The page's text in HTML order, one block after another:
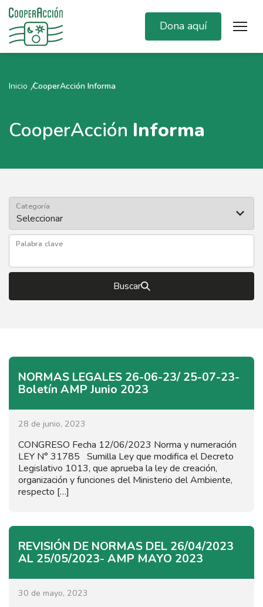
Dona aquí
Inicio CooperAcción Informa
CooperAcción Informa
Categoría
Palabra clave
Buscar
NORMAS LEGALES 26-06-23/ 25-07-23-
Boletín AMP Junio 2023
28 de junio, 2023
CONGRESO Fecha 12/06/2023 Norma y numeración
LEY N° 31785 Sumilla Ley que modifica el Decreto
Legislativo 1013, que aprueba la ley de creación,
organización y funciones del Ministerio del Ambiente,
respecto […]
REVISIÓN DE NORMAS DEL 26/04/2023
AL 25/05/2023- AMP MAYO 2023
30 de mayo, 2023